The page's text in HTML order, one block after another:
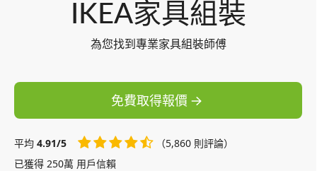
IKEA家具組裝
為您找到專業家具組裝師傅
免費取得報價
平均 4.91/5
（5,860 則評論）
已獲得 250萬 用戶信賴